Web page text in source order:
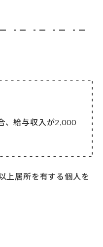
、給与収入が2,000
上居所を有する個⼈を